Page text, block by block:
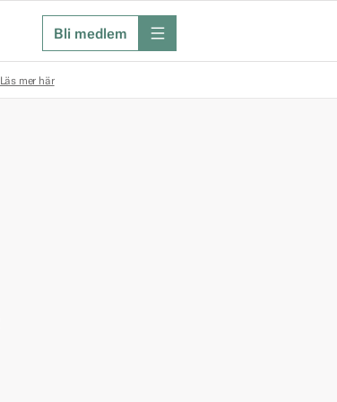
Bli medlem meny
Läs mer här